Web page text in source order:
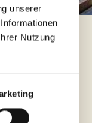
unserer
Nutzung